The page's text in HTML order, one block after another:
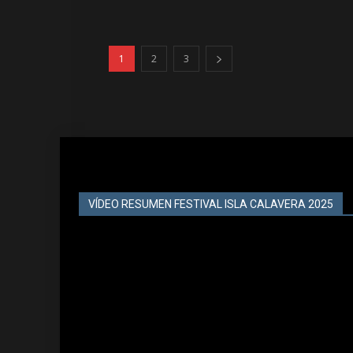
1 2 3
VÍDEO RESUMEN FESTIVAL ISLA CALAVERA 2025